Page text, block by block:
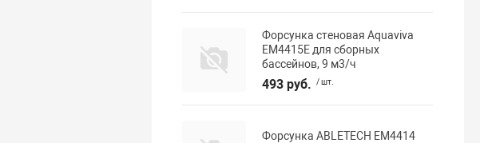
Форсунка стеновая Aquaviva
EM4415E для сборных
бассейнов, 9 м3/ч
493 руб. / шт.
Форсунка ABLETECH EM4414